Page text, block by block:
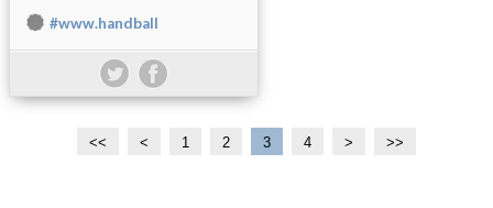
#www.handball
<< < 1 2 3 4 > >>